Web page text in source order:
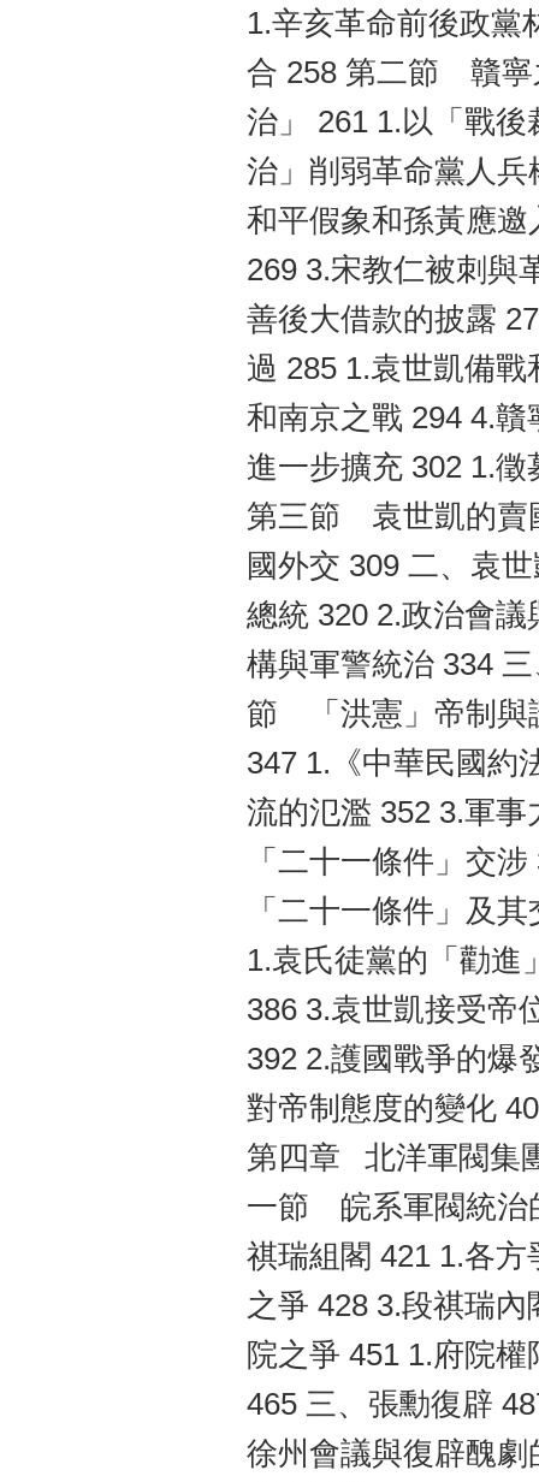
1.辛亥革命前後政黨
合 258 第二節 贛寧
治」 261 1.以「戰
治」削弱革命黨人
和平假象和孫黃應
269 3.宋教仁被刺與
善後大借款的披露
過 285 1.袁世凱備
和南京之戰 294 4.
進一步擴充 302 1.
第三節 袁世凱的賣
國外交 309 二、袁
總統 320 2.政治會
構與軍警統治 334
節 「洪憲」帝制與
347 1.《中華民國約
流的氾濫 352 3.軍
「二十一條件」交
「二十一條件」及
1.袁氏徒黨的「勸進
386 3.袁世凱接受帝
392 2.護國戰爭的爆
對帝制態度的變化
第四章 北洋軍閥集
一節 皖系軍閥統治
祺瑞組閣 421 1.各
之爭 428 3.段祺瑞
院之爭 451 1.府院
465 三、張勳復辟
徐州會議與復辟醜